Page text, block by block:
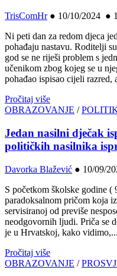
TrisComHr● 10/10/2024 ●
Ni peti dan za redom djeca
pohađaju nastavu. Roditelji
god se ne riješi problem s
učenikom zbog kojeg se u
pohađao ispisao cijeli razred,
Pročitaj više
OBRAZOVANJE /
Jedan nasilni dječak
političkih nasilnika
Davorka Blažević ● 10/09/
S početkom školske godine (
paradoksalnom pričom koja
servisiranoj od previše
neodgovornih ljudi. Priča se
je u Hrvatskoj, kako vidimo,...
Pročitaj više
OBRAZOVANJE /